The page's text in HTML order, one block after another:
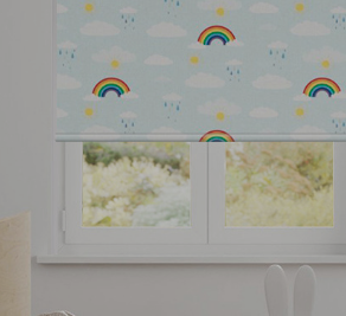
Choisissez votre